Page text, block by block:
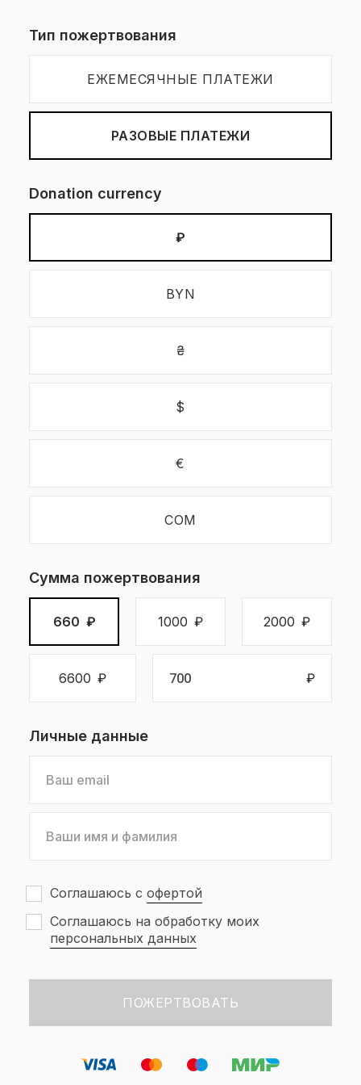
Тип пожертвования
ЕЖЕМЕСЯЧНЫЕ ПЛАТЕЖИ
РАЗОВЫЕ ПЛАТЕЖИ
Donation currency
₽
BYN
₴
$
€
СОМ
Сумма пожертвования
660 ₽ 1000 ₽ 2000 ₽
6600 ₽ ₽
Личные данные
Соглашаюсь с офертой
Соглашаюсь на обработку моих
персональных данных